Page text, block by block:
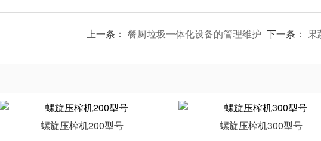
上一条： 餐厨垃圾一体化设备的管理维护 下一条： 果
螺旋压榨机200型号 螺旋压榨机300型号